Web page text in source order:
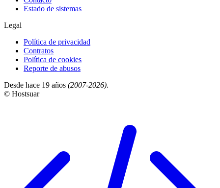
Estado de sistemas
Legal
Política de privacidad
Contratos
Política de cookies
Reporte de abusos
Desde hace 19 años (2007-2026).
© Hostsuar